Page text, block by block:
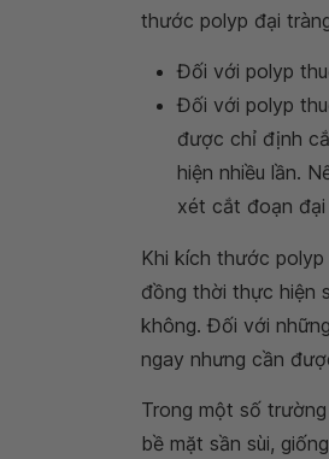
thước polyp đại
Đối với polyp
Đối với polyp
được chỉ định
hiện nhiều lần.
xét cắt đoạn đại
Khi kích thước polyp
đồng thời thực hiện
không. Đối với
ngay nhưng cần
Trong một số
bề mặt sần sùi,